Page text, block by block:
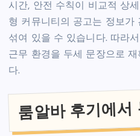
시간, 안전 수칙이 비교적 상
형 커뮤니티의 공고는 정보가
섞여 있을 수 있습니다. 따라
근무 환경을 두세 문장으로
다.
룸알바 후기에서